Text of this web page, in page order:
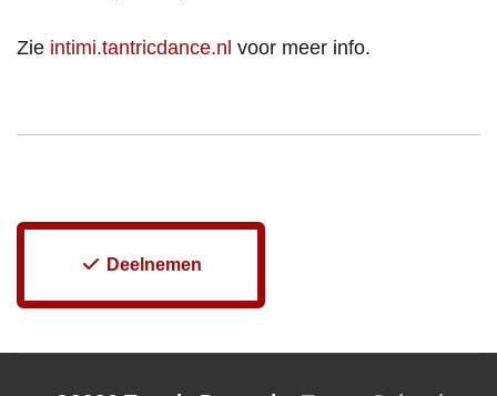
Zie intimi.tantricdance.nl voor meer info.
Deelnemen